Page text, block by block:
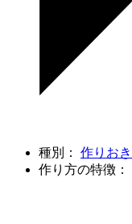
種別： 作りおき
作り方の特徴：